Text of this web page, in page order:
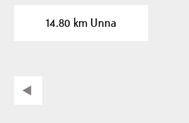
av…
14.80 km Unna